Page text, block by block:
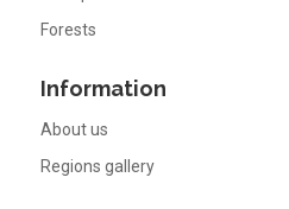
Forests
Information
About us
Regions gallery